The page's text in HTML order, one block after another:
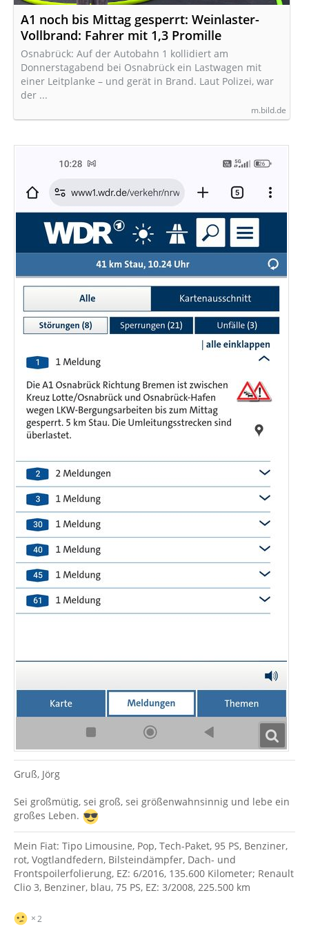
A1 noch bis Mittag gesperrt: Weinlaster-
Vollbrand: Fahrer mit 1,3 Promille
Osnabrück: Auf der Autobahn 1 kollidiert am
Donnerstagabend bei Osnabrück ein Lastwagen mit
einer Leitplanke – und gerät in Brand. Laut Polizei, war
der ...
m.bild.de
Gruß, Jörg
Sei großmütig, sei groß, sei größenwahnsinnig und lebe ein
großes Leben.
Mein Fiat: Tipo Limousine, Pop, Tech-Paket, 95 PS, Benziner,
rot, Vogtlandfedern, Bilsteindämpfer, Dach- und
Frontspoilerfolierung, EZ: 6/2016, 135.600 Kilometer; Renault
Clio 3, Benziner, blau, 75 PS, EZ: 3/2008, 225.500 km
2